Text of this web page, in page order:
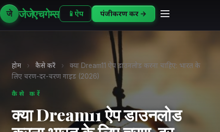
जे जेजेएचगेम्स 📱 ऐप पंजीकरण करें →
होम › कैसे करें ›
क्या Dream11 ऐप डाउनलोड करना चाहिए: भारत के
लिए चरण-दर-चरण गाइड (2026)
कैसे करें
क्या Dream11 ऐप डाउनलोड